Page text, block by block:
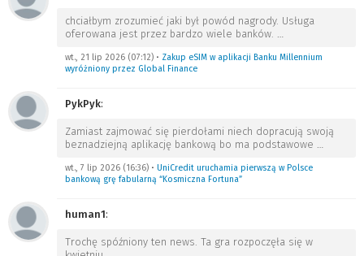
chciałbym zrozumieć jaki był powód nagrody. Usługa
oferowana jest przez bardzo wiele banków. …
wt., 21 lip 2026 (07:12) • Zakup eSIM w aplikacji Banku Millennium
wyróżniony przez Global Finance
PykPyk:
Zamiast zajmować się pierdołami niech dopracują swoją
beznadziejną aplikację bankową bo ma podstawowe …
wt., 7 lip 2026 (16:36) • UniCredit uruchamia pierwszą w Polsce
bankową grę fabularną “Kosmiczna Fortuna”
human1:
Trochę spóźniony ten news. Ta gra rozpoczęła się w